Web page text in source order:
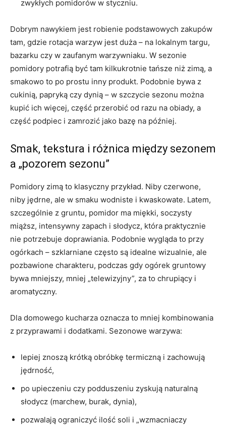
zwykłych pomidorów w styczniu.
Dobrym nawykiem jest robienie podstawowych zakupów
tam, gdzie rotacja warzyw jest duża – na lokalnym targu,
bazarku czy w zaufanym warzywniaku. W sezonie
pomidory potrafią być tam kilkukrotnie tańsze niż zimą, a
smakowo to po prostu inny produkt. Podobnie bywa z
cukinią, papryką czy dynią – w szczycie sezonu można
kupić ich więcej, część przerobić od razu na obiady, a
część podpiec i zamrozić jako bazę na później.
Smak, tekstura i różnica między sezonem
a „pozorem sezonu”
Pomidory zimą to klasyczny przykład. Niby czerwone,
niby jędrne, ale w smaku wodniste i kwaskowate. Latem,
szczególnie z gruntu, pomidor ma miękki, soczysty
miąższ, intensywny zapach i słodycz, która praktycznie
nie potrzebuje doprawiania. Podobnie wygląda to przy
ogórkach – szklarniane często są idealne wizualnie, ale
pozbawione charakteru, podczas gdy ogórek gruntowy
bywa mniejszy, mniej „telewizyjny”, za to chrupiący i
aromatyczny.
Dla domowego kucharza oznacza to mniej kombinowania
z przyprawami i dodatkami. Sezonowe warzywa:
lepiej znoszą krótką obróbkę termiczną i zachowują
jędrność,
po upieczeniu czy podduszeniu zyskują naturalną
słodycz (marchew, burak, dynia),
pozwalają ograniczyć ilość soli i „wzmacniaczy